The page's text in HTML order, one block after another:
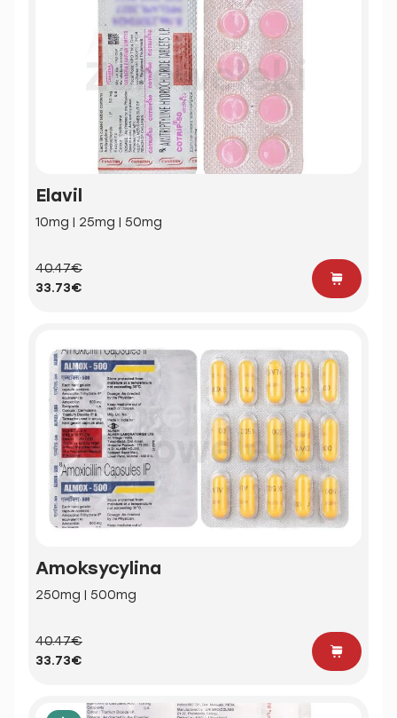
Elavil
10mg | 25mg | 50mg
40.47€
33.73€
Amoksycylina
250mg | 500mg
40.47€
33.73€